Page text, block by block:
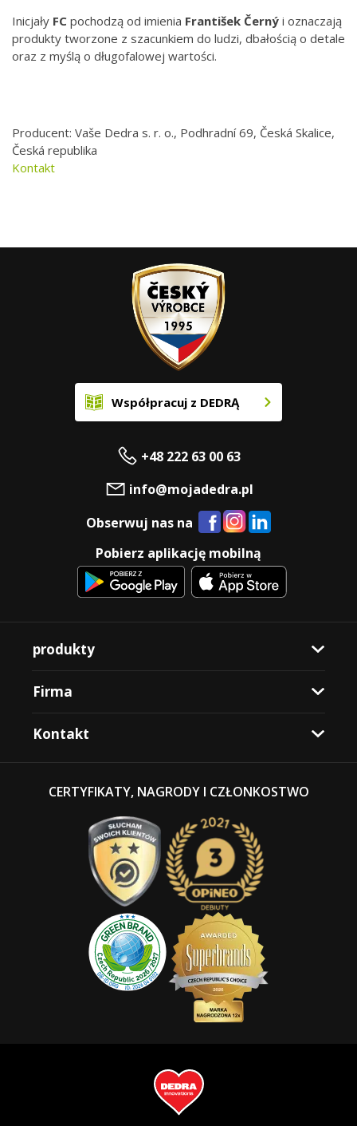
Inicjały FC pochodzą od imienia František Černý i oznaczają
produkty tworzone z szacunkiem do ludzi, dbałością o detale
oraz z myślą o długofalowej wartości.
Producent: Vaše Dedra s. r. o., Podhradní 69, Česká Skalice,
Česká republika
Kontakt
Współpracuj z DEDRĄ
+48 222 63 00 63
info@mojadedra.pl
Obserwuj nas na
Pobierz aplikację mobilną
produkty
Firma
Kontakt
CERTYFIKATY, NAGRODY I CZŁONKOSTWO